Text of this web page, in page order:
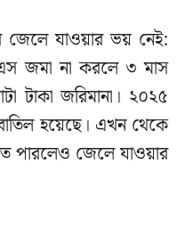
যাওয়ার ভয় নেই:
জমা না করলে ৩ মাস
টাকা জরিমানা। ২০২৫
হয়েছে। এখন থেকে
পারলেও জেলে যাওয়ার